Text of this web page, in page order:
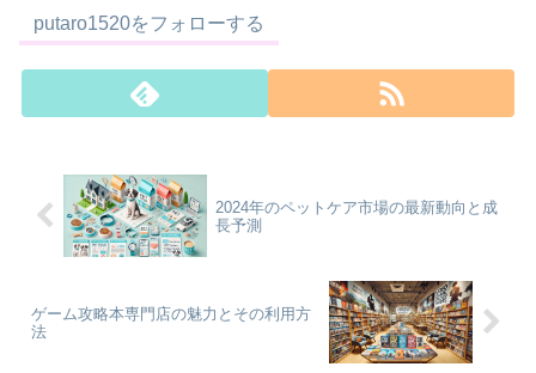
putaro1520をフォローする
2024年のペットケア市場の最新動向と成
長予測
ゲーム攻略本専門店の魅力とその利用方
法